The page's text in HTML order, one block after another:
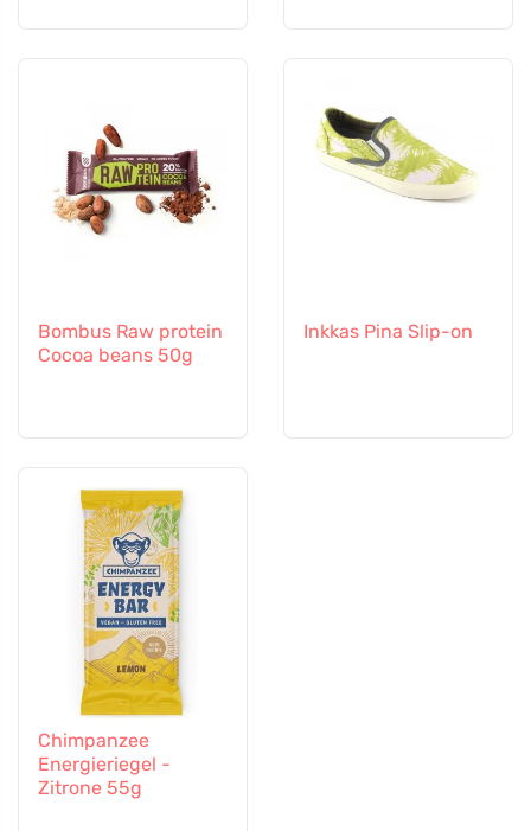
Bombus Raw protein
Cocoa beans 50g
Inkkas Pina Slip-on
Chimpanzee
Energieriegel -
Zitrone 55g